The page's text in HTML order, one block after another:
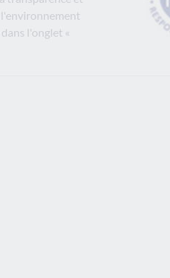
l'environnement
l'onglet «